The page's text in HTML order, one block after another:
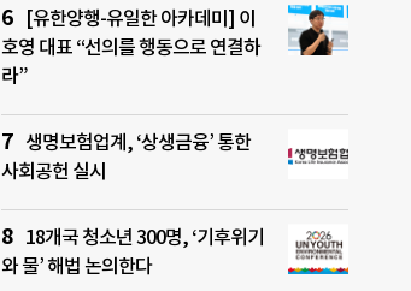
[유한양행-유일한 아카데미] 이
호영 대표 “선의를 행동으로 연결하
라”
생명보험업계, ‘상생금융’ 통한
사회공헌 실시
18개국 청소년 300명, ‘기후위기
와 물’ 해법 논의한다